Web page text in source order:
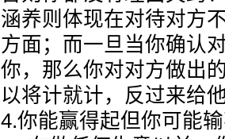
涵养则体现在对待对方
方面；而一旦当你确认
你，那么你对对方做出
以将计就计，反过来
4.你能赢得起但你可能